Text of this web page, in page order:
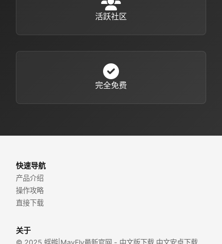
活跃社区
完全免费
快速导航
产品介绍
操作攻略
直接下载
关于